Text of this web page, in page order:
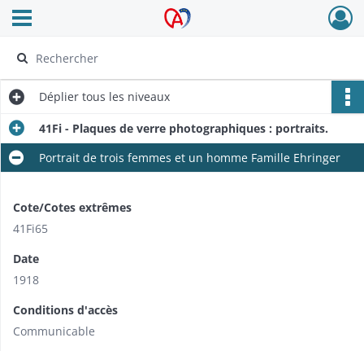
Archives Alsace - Colmar
Ouvrir le menu déroulant
Déplier tous les niveaux
41Fi - Plaques de verre photographiques : portraits.
Portrait de trois femmes et un homme Famille Ehringer
Cote/Cotes extrêmes
41Fi65
Date
1918
Conditions d'accès
Communicable